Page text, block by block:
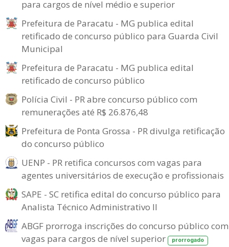
para cargos de nível médio e superior
Prefeitura de Paracatu - MG publica edital
retificado de concurso público para Guarda Civil
Municipal
Prefeitura de Paracatu - MG publica edital
retificado de concurso público
Polícia Civil - PR abre concurso público com
remunerações até R$ 26.876,48
Prefeitura de Ponta Grossa - PR divulga retificação
do concurso público
UENP - PR retifica concursos com vagas para
agentes universitários de execução e profissionais
SAPE - SC retifica edital do concurso público para
Analista Técnico Administrativo II
ABGF prorroga inscrições do concurso público com
vagas para cargos de nível superior
prorrogado